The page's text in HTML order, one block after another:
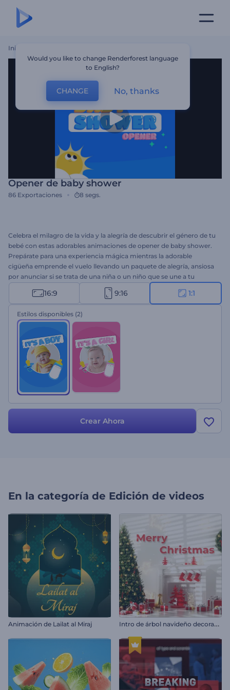
Inicio
Opener de baby shower
86 Exportaciones 8 segs.
Celebra el milagro de la vida y la alegría de descubrir el género de tu
bebé con estas adorables animaciones de opener de baby shower.
Prepárate para una experiencia mágica mientras la adorable
cigüeña emprende el vuelo llevando un paquete de alegría, ansiosa
por anunciar si se trata de una niña o un niño que se une a tu
amorosa familia. Personaliza las escenas con detalles personales,
como la fecha estimada de parto o los nombres de los padres, para
obtener una apertura de baby shower verdaderamente única en
cuestión de minutos. Perfecto para futuros padres, organizadores
más. ¡Pruébalo ahora!
16:9 9:16 1:1
Estilos disponibles (2)
Crear Ahora
En la categoría de Edición de videos
Animación de Lailat al Miraj I
ntro de árbol navideño decorado
Would you like to change Renderforest language
to English?
CHANGE No, thanks